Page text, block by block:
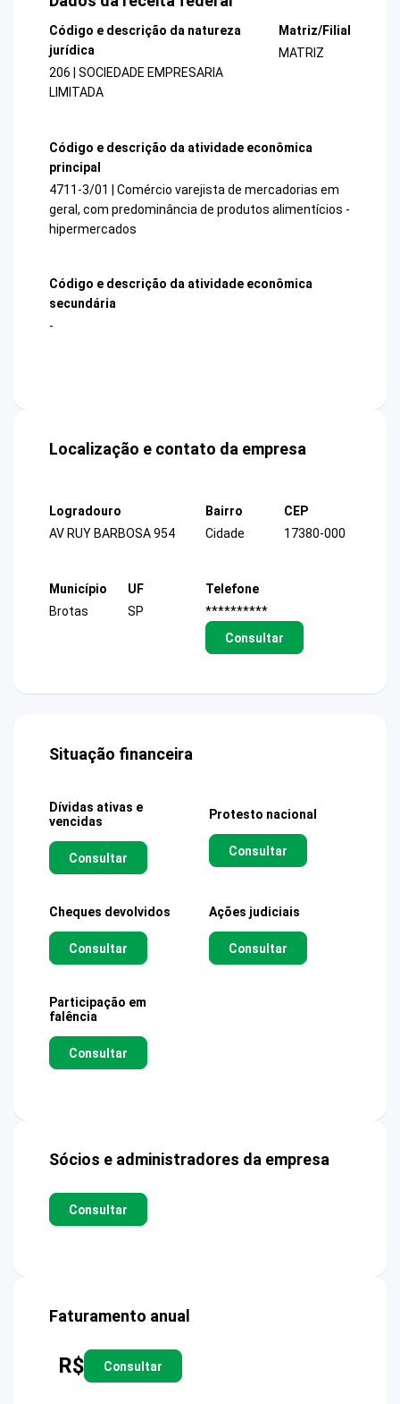
Código e descrição da natureza
jurídica
206 | SOCIEDADE EMPRESARIA
LIMITADA
Matriz/Filial
MATRIZ
Código e descrição da atividade econômica
principal
4711-3/01 | Comércio varejista de mercadorias em
geral, com predominância de produtos alimentícios -
hipermercados
Código e descrição da atividade econômica
secundária
-
Localização e contato da empresa
Logradouro
AV RUY BARBOSA 954
Bairro
Cidade
CEP
17380-000
Município
Brotas
UF
SP
Telefone
**********
Consultar
Situação financeira
Dívidas ativas e
vencidas
Consultar
Protesto nacional
Consultar
Cheques devolvidos
Consultar
Ações judiciais
Consultar
Participação em
falência
Consultar
Sócios e administradores da empresa
Consultar
Faturamento anual
R$ Consultar